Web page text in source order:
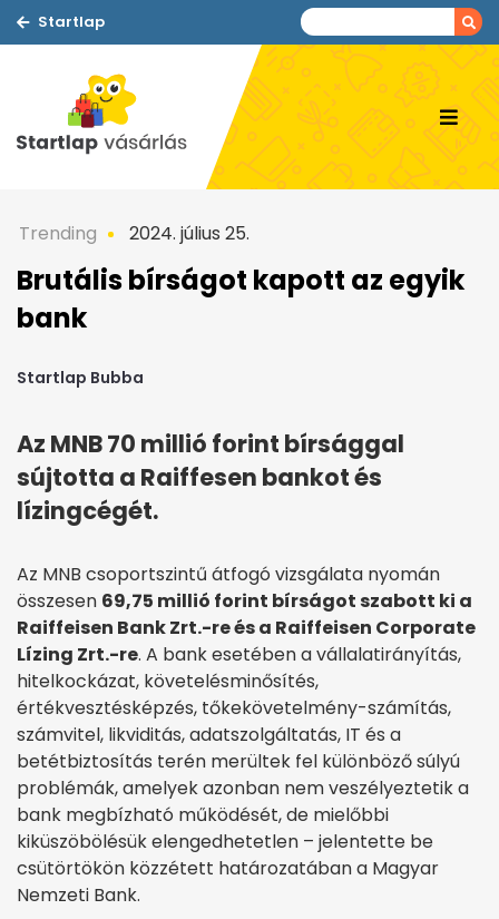
Startlap
Trending 2024. július 25.
Brutális bírságot kapott az egyik
bank
Startlap Bubba
Az MNB 70 millió forint bírsággal
sújtotta a Raiffesen bankot és
lízingcégét.
Az MNB csoportszintű átfogó vizsgálata nyomán
összesen 69,75 millió forint bírságot szabott ki a
Raiffeisen Bank Zrt.-re és a Raiffeisen Corporate
Lízing Zrt.-re. A bank esetében a vállalatirányítás,
hitelkockázat, követelésminősítés,
értékvesztésképzés, tőkekövetelmény-számítás,
számvitel, likviditás, adatszolgáltatás, IT és a
betétbiztosítás terén merültek fel különböző súlyú
problémák, amelyek azonban nem veszélyeztetik a
bank megbízható működését, de mielőbbi
kiküszöbölésük elengedhetetlen – jelentette be
csütörtökön közzétett határozatában a Magyar
Nemzeti Bank.